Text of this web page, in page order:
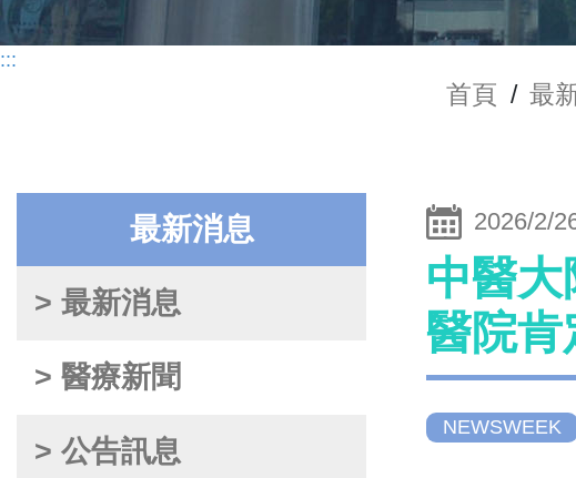
:::
首頁 / 最
最新消息
> 最新消息
> 醫療新聞
> 公告訊息
2026/2/
中醫
醫院肯
NEWSWEEK